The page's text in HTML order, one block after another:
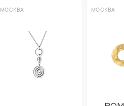
МОСКВА МОСКВА